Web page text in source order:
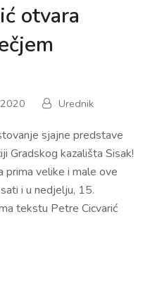
otvara
Urednik
sjajne predstave
Gradskog kazališta Sisak!
prima velike i male ove
i u nedjelju, 15.
tekstu Petre Cicvarić